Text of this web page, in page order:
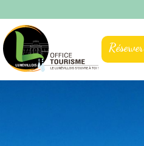
Réserver